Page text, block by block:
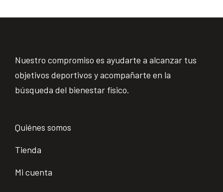
Nuestro compromiso es ayudarte a alcanzar tus
objetivos deportivos y acompañarte en la
búsqueda del bienestar físico.
Quiénes somos
Tienda
Mi cuenta